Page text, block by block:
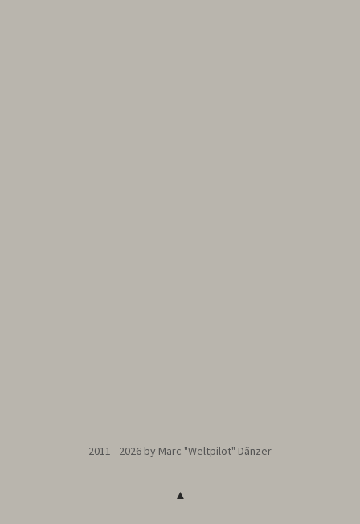
2011 - 2026 by Marc "Weltpilot" Dänzer